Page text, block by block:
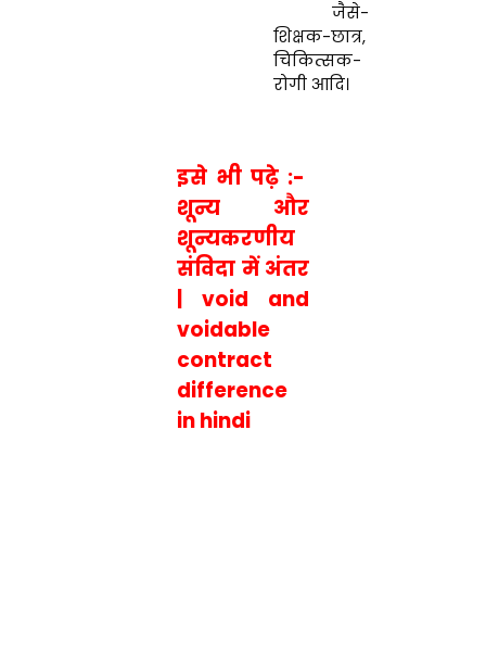
जैसे-
शिक्षक-छात्र,
चिकित्सक-
रोगी आदि।
इसे भी पढ़े :-
शून्य और
शून्यकरणीय
संविदा में अंतर
| void and
voidable
contract
difference
in hindi